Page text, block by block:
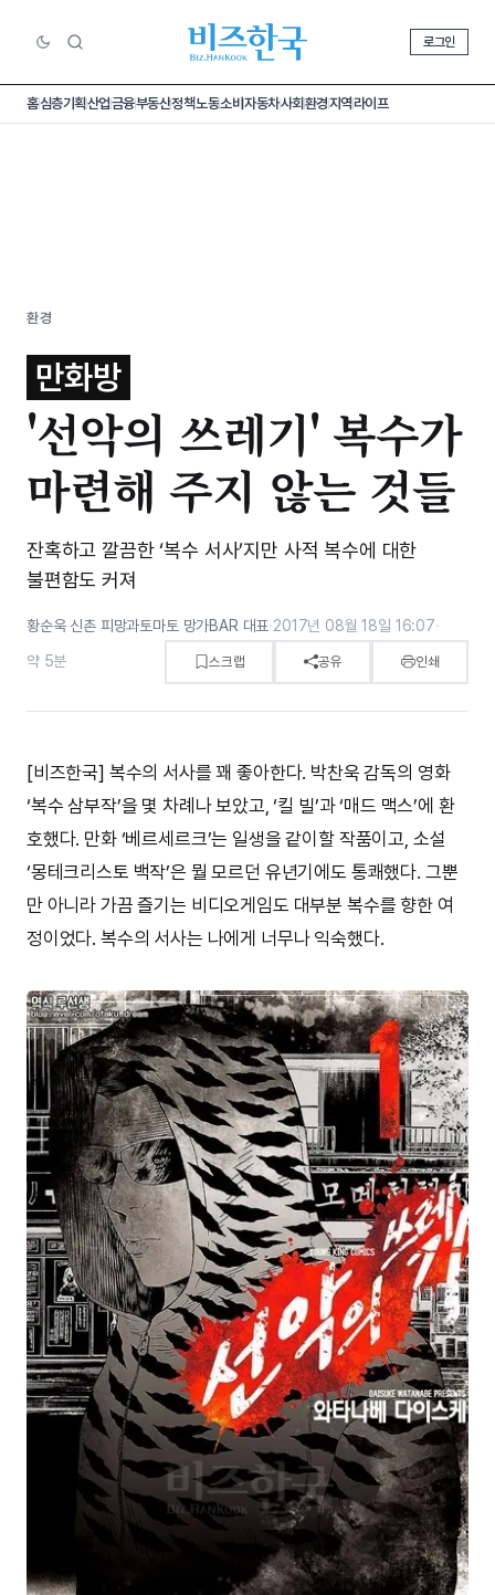
로그인
홈심층기획산업금융부동산정책노동소비 자동차사회환경지역라이프
환경
만화방
'선악의 쓰레기' 복수가
마련해 주지 않는 것들
잔혹하고 깔끔한 ‘복수 서사’지만 사적 복수에 대한
불편함도 커져
황순욱 신촌 피망과토마토 망가BAR 대표·2017년 08월 18일 16:07·
약 5분 스크랩 공유 인쇄
[비즈한국] 복수의 서사를 꽤 좋아한다. 박찬욱 감독의 영화
‘복수 삼부작’을 몇 차례나 보았고, ‘킬 빌’과 ‘매드 맥스’에 환
호했다. 만화 ‘베르세르크’는 일생을 같이할 작품이고, 소설
‘몽테크리스토 백작’은 뭘 모르던 유년기에도 통쾌했다. 그뿐
만 아니라 가끔 즐기는 비디오게임도 대부분 복수를 향한 여
정이었다. 복수의 서사는 나에게 너무나 익숙했다.